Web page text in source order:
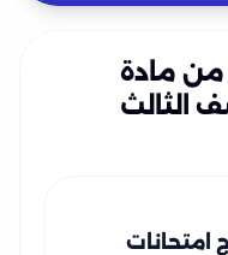
من مادة
الثالث
امتحانات